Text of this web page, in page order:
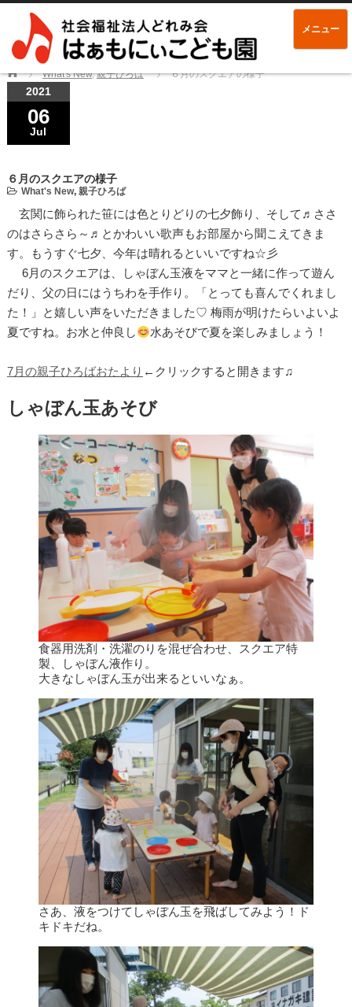
メニュー
Home What's New,親子ひろば ６月のスクエアの様子
2021
06
Jul
６月のスクエアの様子
What's New, 親子ひろば
玄関に飾られた笹には色とりどりの七夕飾り、そして♬ささ
のはさらさら～♬とかわいい歌声もお部屋から聞こえてきま
す。もうすぐ七夕、今年は晴れるといいですね☆彡
6月のスクエアは、しゃぼん玉液をママと一緒に作って遊ん
だり、父の日にはうちわを手作り。「とっても喜んでくれまし
た！」と嬉しい声をいただきました♡ 梅雨が明けたらいよいよ
夏ですね。お水と仲良し
水あそびで夏を楽しみましょう！
7月の親子ひろばおたより ←クリックすると開きます♫
しゃぼん玉あそび
食器用洗剤・洗濯のりを混ぜ合わせ、スクエア特
製、しゃぼん液作り。
大きなしゃぼん玉が出来るといいなぁ。
さあ、液をつけてしゃぼん玉を飛ばしてみよう！ド
キドキだね。